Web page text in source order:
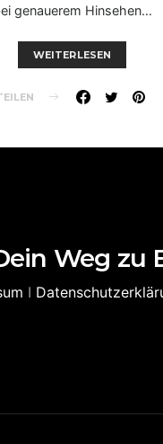
genauerem Hinsehen…
WEITERLESEN
Weg
I